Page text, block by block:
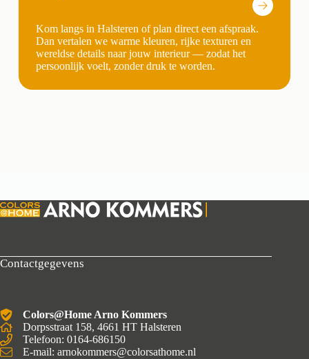
Kom langs in Halsteren of plan direct een afspraak.
Dan vertalen we warme kleuren, rijke texturen en
wereldse details naar jouw interieur — zodat het
persoonlijk voelt, zonder druk te worden.
Contactgegevens
Colors@Home Arno Kommers
Dorpsstraat 158, 4661 HT Halsteren
Telefoon: 0164-686150
E-mail: arnokommers@colorsathome.nl